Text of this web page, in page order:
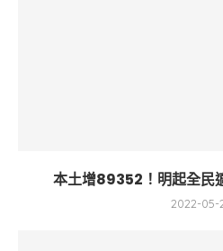
本土增89352！明起全民
2022-05-